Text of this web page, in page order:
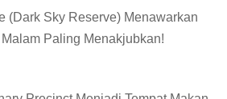
(Dark Sky Reserve) Menawarkan
Paling Menakjubkan!